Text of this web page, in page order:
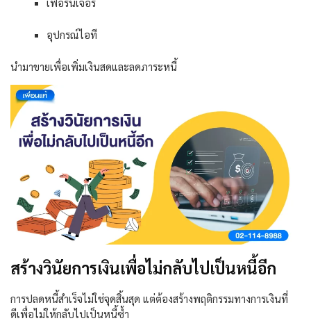
อุปกรณ์ไอที
นำมาขายเพื่อเพิ่มเงินสดและลดภาระหนี้
สร้างวินัยการเงินเพื่อไม่กลับไปเป็นหนี้อีก
การปลดหนี้สำเร็จไม่ใช่จุดสิ้นสุด แต่ต้องสร้างพฤติกรรมทางการเงินที่
ดีเพื่อไม่ให้กลับไปเป็นหนี้ซ้ำ